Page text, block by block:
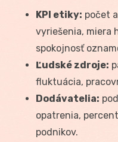
KPI etiky: počet
vyriešenia, miera
spokojnosť
Ľudské zdroje:
fluktuácia,
Dodávatelia:
opatrenia,
podnikov.